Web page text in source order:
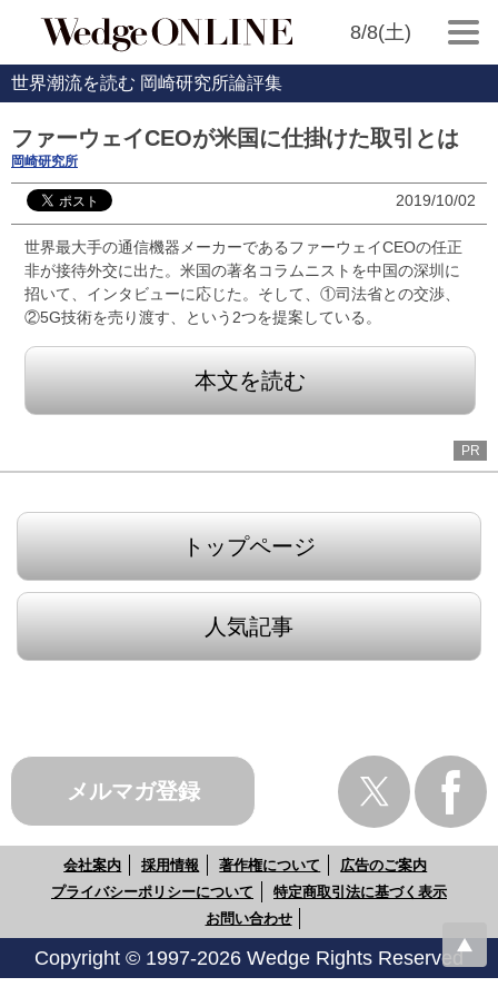
8/8(土)
世界潮流を読む 岡崎研究所論評集
ファーウェイCEOが米国に仕掛けた取引とは
岡崎研究所
2019/10/02
世界最大手の通信機器メーカーであるファーウェイCEOの任正
非が接待外交に出た。米国の著名コラムニストを中国の深圳に
招いて、インタビューに応じた。そして、①司法省との交渉、
②5G技術を売り渡す、という2つを提案している。
本文を読む
PR
トップページ
人気記事
メルマガ登録
会社案内 採用情報 著作権について
広告のご案内
プライバシーポリシーについて
特定商取引法に基づく表示
お問い合わせ
Copyright © 1997-2026 Wedge Rights Reserved